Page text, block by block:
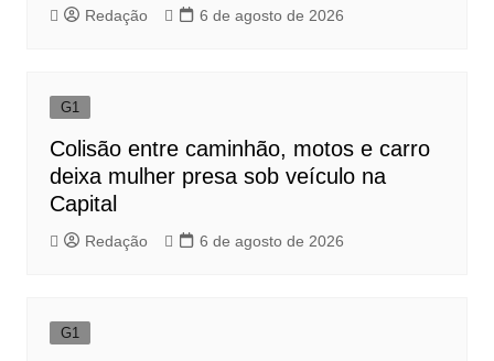
Redação 6 de agosto de 2026
G1
Colisão entre caminhão, motos e carro
deixa mulher presa sob veículo na
Capital
Redação 6 de agosto de 2026
G1